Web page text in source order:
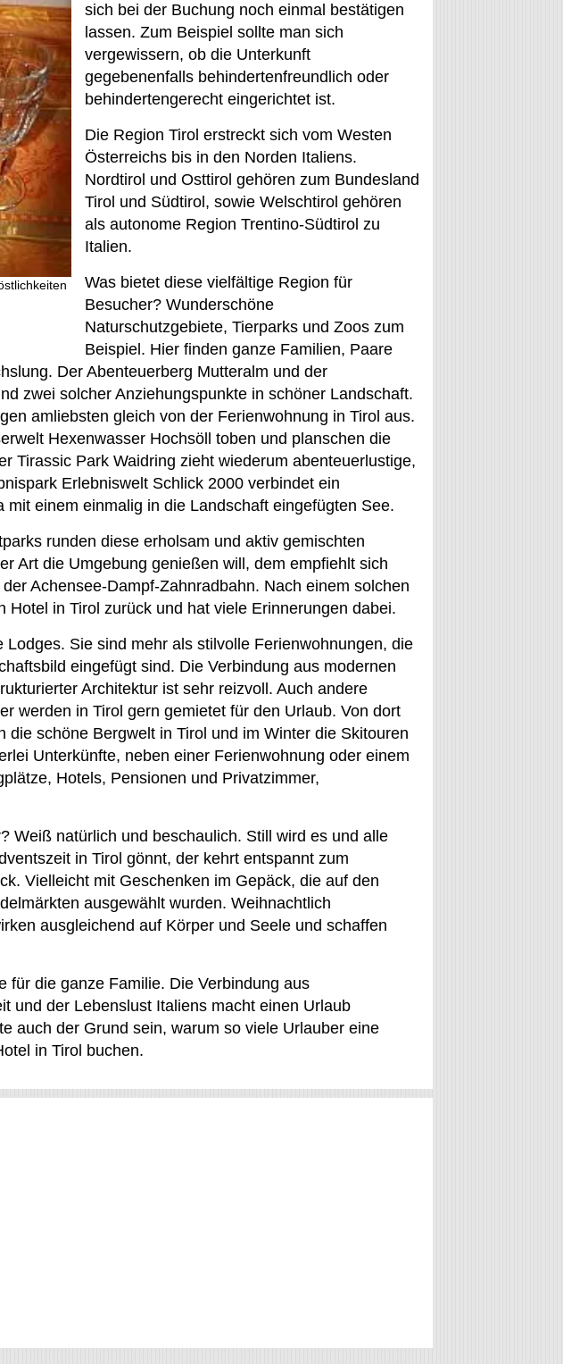
sich bei der Buchung noch einmal bestätigen
lassen. Zum Beispiel sollte man sich
vergewissern, ob die Unterkunft
gegebenenfalls behindertenfreundlich oder
behindertengerecht eingerichtet ist.
Die Region Tirol erstreckt sich vom Westen
Österreichs bis in den Norden Italiens.
Nordtirol und Osttirol gehören zum Bundesland
Tirol und Südtirol, sowie Welschtirol gehören
als autonome Region Trentino-Südtirol zu
Italien.
Was bietet diese vielfältige Region für
Besucher? Wunderschöne
Naturschutzgebiete, Tierparks und Zoos zum
Beispiel. Hier finden ganze Familien, Paare
Der Abenteuerberg Mutteralm und der
zwei solcher Anziehungspunkte in schöner Landschaft.
amliebsten gleich von der Ferienwohnung in Tirol aus.
Hexenwasser Hochsöll toben und planschen die
Tirassic Park Waidring zieht wiederum abenteuerlustige,
Erlebniswelt Schlick 2000 verbindet ein
einem einmalig in die Landschaft eingefügten See.
runden diese erholsam und aktiv gemischten
Art die Umgebung genießen will, dem empfiehlt sich
Achensee-Dampf-Zahnradbahn. Nach einem solchen
Hotel in Tirol zurück und hat viele Erinnerungen dabei.
Sie sind mehr als stilvolle Ferienwohnungen, die
eingefügt sind. Die Verbindung aus modernen
Architektur ist sehr reizvoll. Auch andere
werden in Tirol gern gemietet für den Urlaub. Von dort
die schöne Bergwelt in Tirol und im Winter die Skitouren
Unterkünfte, neben einer Ferienwohnung oder einem
Hotels, Pensionen und Privatzimmer,
Weiß natürlich und beschaulich. Still wird es und alle
in Tirol gönnt, der kehrt entspannt zum
Vielleicht mit Geschenken im Gepäck, die auf den
ausgewählt wurden. Weihnachtlich
ausgleichend auf Körper und Seele und schaffen
für die ganze Familie. Die Verbindung aus
und der Lebenslust Italiens macht einen Urlaub
auch der Grund sein, warum so viele Urlauber eine
in Tirol buchen.